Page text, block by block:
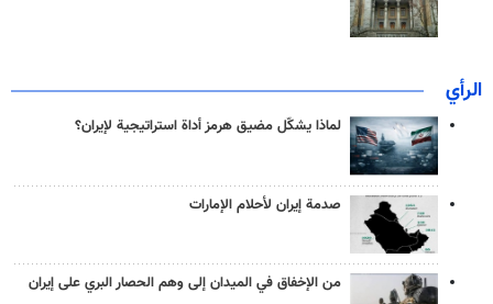
الرأي
لماذا يشكّل مضيق هرمز أداة استراتيجية لإيران؟
صدمة إيران لأحلام الإمارات
من الإخفاق في الميدان إلى وهم الحصار البري على إيران